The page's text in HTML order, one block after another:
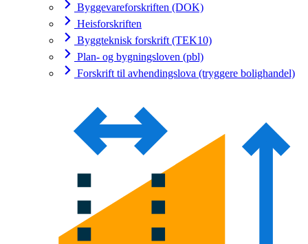
Byggevareforskriften (DOK)
Heisforskriften
Byggteknisk forskrift (TEK10)
Plan- og bygningsloven (pbl)
Forskrift til avhendingslova (tryggere bolighandel)